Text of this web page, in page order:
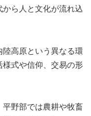
ら人と文化が流れ込
高原という異なる環
式や信仰、交易の形
野部では農耕や牧畜